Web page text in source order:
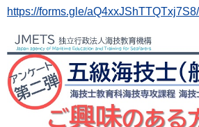
https://forms.gle/aQ4xxJShTTQTxj7S8/